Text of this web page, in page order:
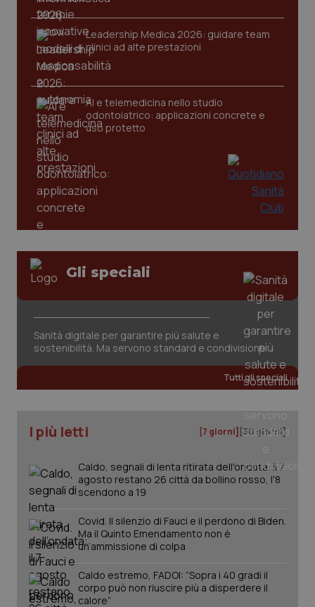
Leadership Medica 2026: guidare team
clinici ad alte prestazioni
AI e telemedicina nello studio
odontoiatrico: applicazioni concrete e
uso protetto
Gli speciali
Sanità digitale per garantire più salute e
sostenibilità. Ma servono standard e condivisione
Tutti gli speciali
I più letti [7 giorni] [30 giorni]
Caldo, segnali di lenta ritirata dell'ondata: il 7
agosto restano 26 città da bollino rosso, l'8
scendono a 19
Covid. Il silenzio di Fauci e il perdono di Biden.
Ma il Quinto Emendamento non è
un’ammissione di colpa
Caldo estremo, FADOI: “Sopra i 40 gradi il
corpo può non riuscire più a disperdere il
calore”
CookieScriptConsent
tracking-sites-ironfish-
www.quotidianosanita.it
tracking-sites-ironfish-
session-id
www.quotidianosanita.it
_ga